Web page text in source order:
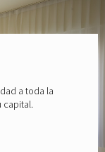
a toda la
capital.